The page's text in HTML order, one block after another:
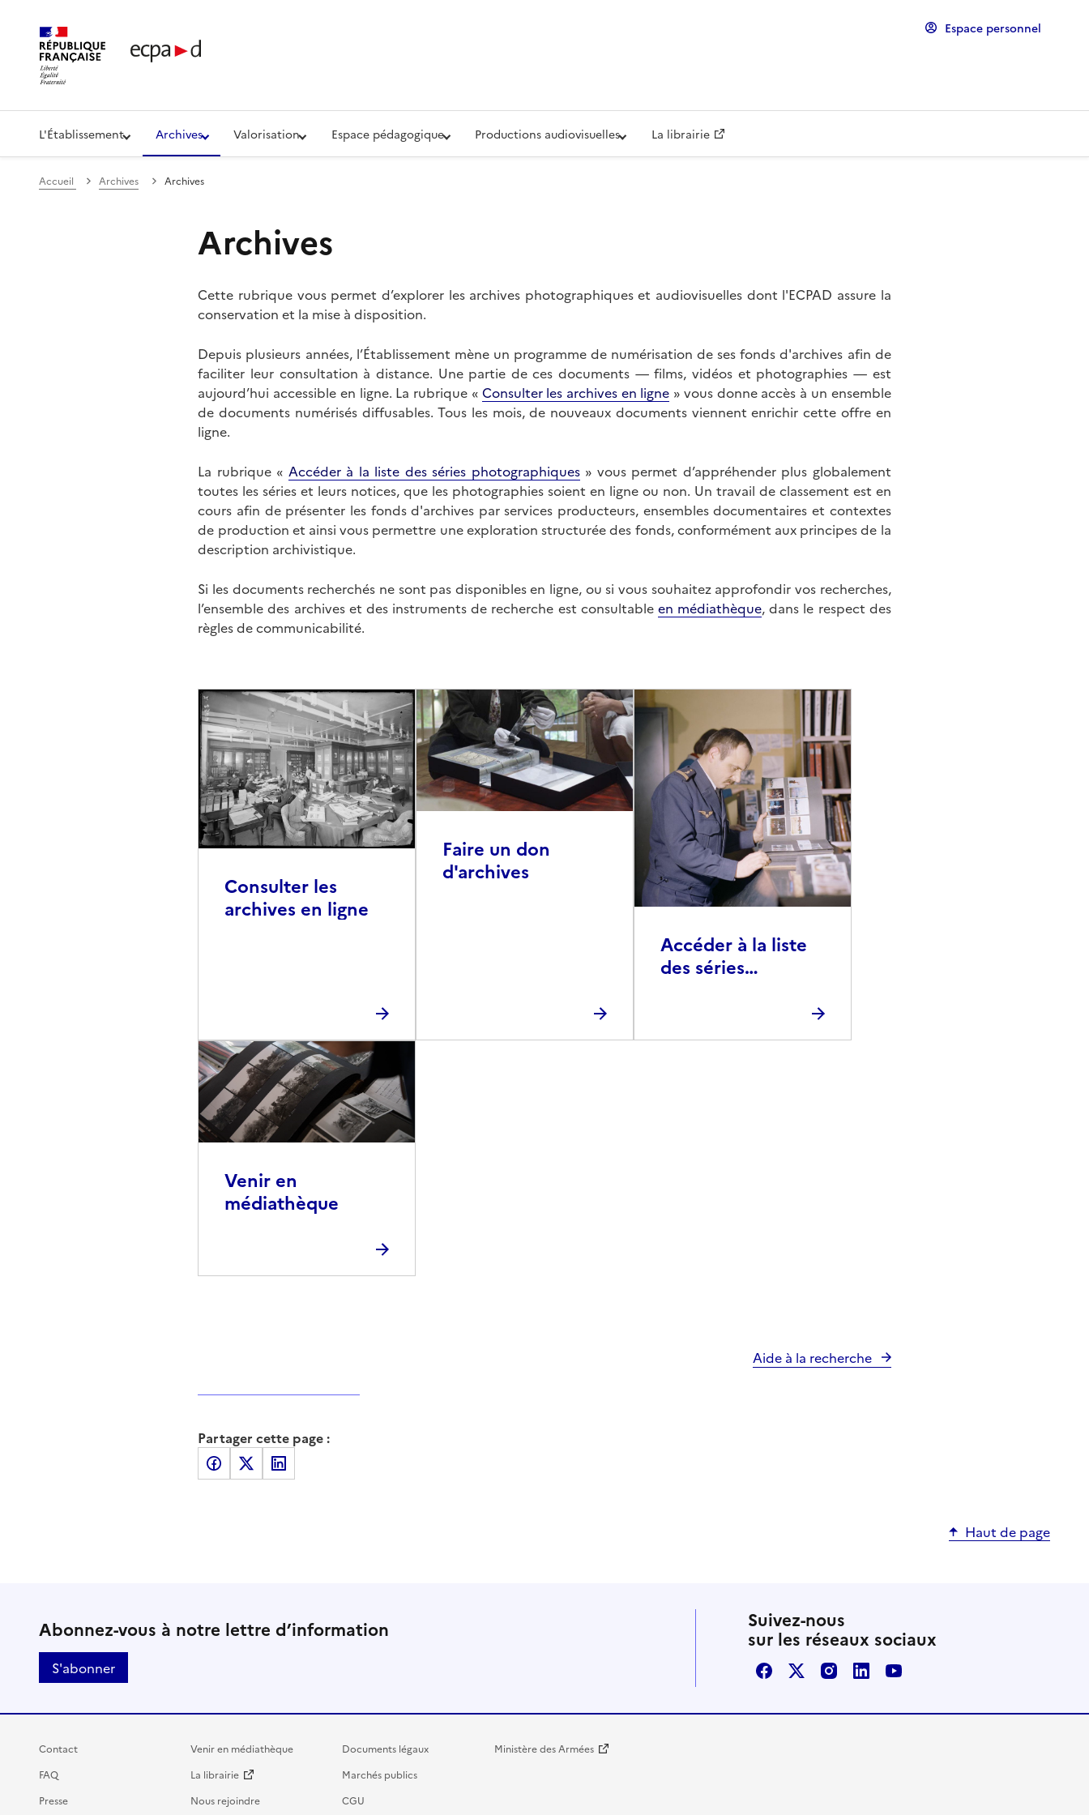
Établissement de communication et de production audiovisuelle de la Défense (ECPAD) Espace personnel
L'Établissement Archives Valorisation Espace pédagogique Productions audiovisuelles La librairie
Accueil Archives Archives
Archives
Cette rubrique vous permet d’explorer les archives photographiques et audiovisuelles dont l'ECPAD assure la
conservation et la mise à disposition.
Depuis plusieurs années, l’Établissement mène un programme de numérisation de ses fonds d'archives afin de
faciliter leur consultation à distance. Une partie de ces documents — films, vidéos et photographies — est
aujourd’hui accessible en ligne. La rubrique « Consulter les archives en ligne » vous donne accès à un ensemble
de documents numérisés diffusables. Tous les mois, de nouveaux documents viennent enrichir cette offre en
ligne.
La rubrique « Accéder à la liste des séries photographiques» vous permet d’appréhender plus globalement
toutes les séries et leurs notices, que les photographies soient en ligne ou non. Un travail de classement est en
cours afin de présenter les fonds d'archives par services producteurs, ensembles documentaires et contextes
de production et ainsi vous permettre une exploration structurée des fonds, conformément aux principes de la
description archivistique.
Si les documents recherchés ne sont pas disponibles en ligne, ou si vous souhaitez approfondir vos recherches,
l’ensemble des archives et des instruments de recherche est consultable en médiathèque, dans le respect des
règles de communicabilité.
Consulter les
archives en ligne
Faire un don
d'archives
Accéder à la liste
des séries
Venir en
médiathèque
Aide à la recherche
Partager cette page :
Partager sur Facebook
Partager sur XPartager sur LinkedIn
Haut de page
Abonnez-vous à notre lettre d’information
S'abonner
Suivez-nous
sur les réseaux sociaux
FacebookX / TwitterInstagram
LinkedInYoutube
Contact
FAQ
Presse
Venir en médiathèque
La librairie
Nous rejoindre
Documents légaux
Marchés publics
CGU
Ministère des Armées